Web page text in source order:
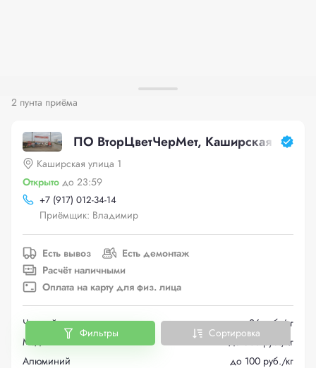
2 пунта приёма
ПО ВторЦветЧерМет, Каширская улица
Каширская улица 1
Открыто до 23:59
+7 (917) 012-34-14
Приёмщик: Владимир
Есть вывоз
Есть демонтаж
Расчёт наличными
Оплата на карту для физ. лица
Черный металлолом
до 26 руб./кг
Медь
до 500 руб./кг
Алюминий
до 100 руб./кг
Фильтры Сортировка